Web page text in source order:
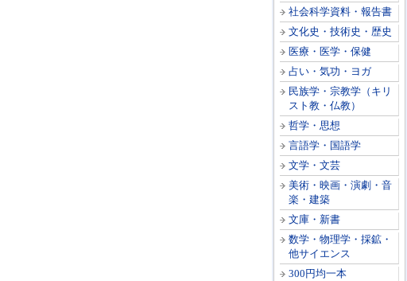
社会科学資料・報告書
文化史・技術史・歴史
医療・医学・保健
占い・気功・ヨガ
民族学・宗教学（キリ
スト教・仏教）
哲学・思想
言語学・国語学
文学・文芸
美術・映画・演劇・音
楽・建築
文庫・新書
数学・物理学・採鉱・
他サイエンス
300円均一本